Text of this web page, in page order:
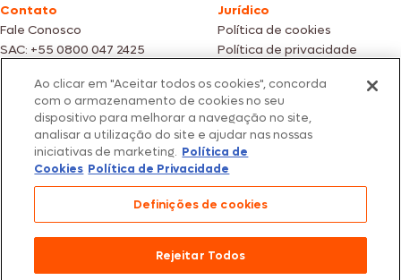
Contato
Fale Conosco
SAC: +55 0800 047 2425
Jurídico
Política de cookies
Política de privacidade
Fotos meramente ilustrativas | Ofertas válidas enquanto durarem os
estoques dos nossos parceiros | Vendas sujeitas a análise e confirmação
de dados.
Os preços, promoções e condições de pagamento são válidos
exclusivamente para compras efetuadas em nossos parceiros.
Todos os produtos estão sujeitos a disponibilidade de estoque.
São Paulo/SP – CEP 05.118-100
© 2026 Seara. Todos os direitos reservados
Ao clicar em "Aceitar todos os cookies", concorda
com o armazenamento de cookies no seu
dispositivo para melhorar a navegação no site,
analisar a utilização do site e ajudar nas nossas
iniciativas de marketing. Política de
Cookies Política de Privacidade
Definições de cookies
Rejeitar Todos